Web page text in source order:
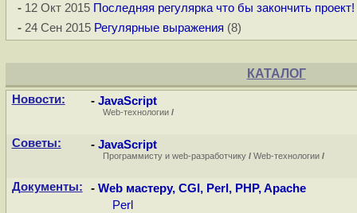
-12 Окт 2015 Последняя регулярка что бы закончить проект!
-24 Сен 2015 Регулярные выражения (8)
КАТАЛОГ
Новости: - JavaScript
Web-технологии /
Советы: - JavaScript
Программисту и web-разработчику / Web-технологии /
Документы: - Web мастеру, CGI, Perl, PHP, Apache
Perl